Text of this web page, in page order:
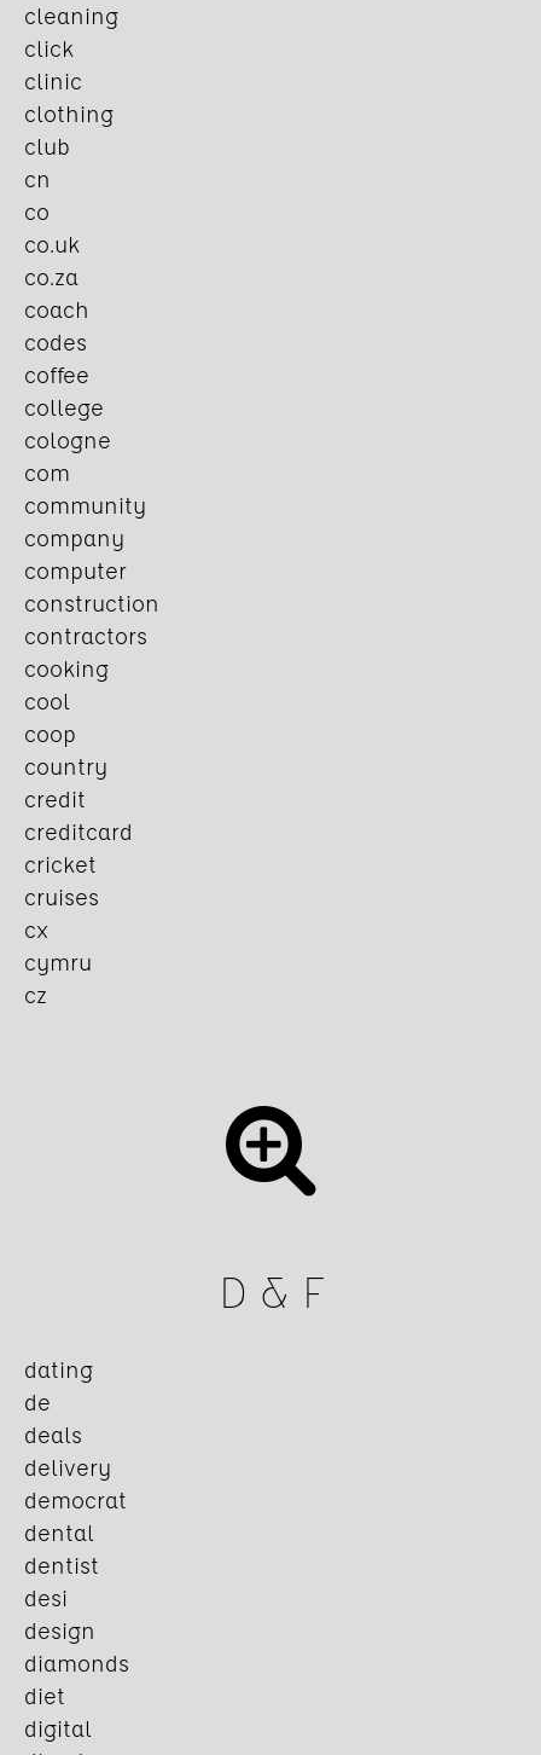
cleaning
click
clinic
clothing
club
cn
co
co.uk
co.za
coach
codes
coffee
college
cologne
com
community
company
computer
construction
contractors
cooking
cool
coop
country
credit
creditcard
cricket
cruises
cx
cymru
cz
D & F
dating
de
deals
delivery
democrat
dental
dentist
desi
design
diamonds
diet
digital